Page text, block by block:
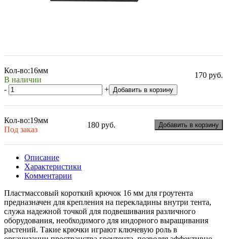
Кол-во:16мм
В наличии
170 руб.
-
+ Добавить в корзину
Кол-во:19мм
Под заказ
180 руб. Добавить в корзину
Описание
Характеристики
Комментарии
Пластмассовый короткий крючок 16 мм для гроутента
предназначен для крепления на перекладины внутри тента,
служа надежной точкой для подвешивания различного
оборудования, необходимого для индорного выращивания
растений. Такие крючки играют ключевую роль в